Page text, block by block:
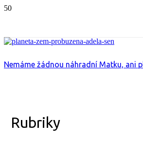
Nemáme žádnou náhradní Matku, ani
Rubriky